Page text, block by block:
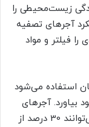
زیست‌محیطی را
آجرهای تصفیه
فیلتر و مواد
استفاده می‌شود
بیاورد. آجرهای
تصفیه هوا شامل دو لایه و عایق هستند و می‌توانند 30 درصد از